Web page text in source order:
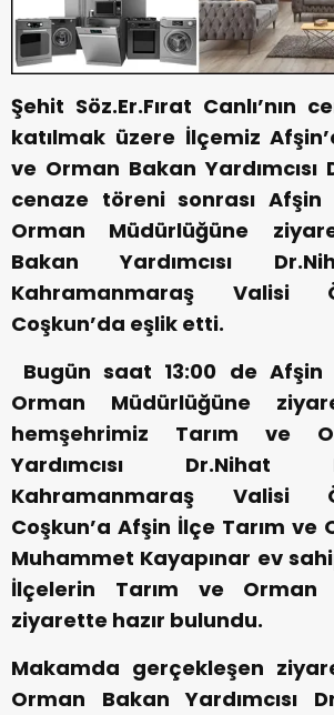
Şehit Söz.Er.Fırat Canlı’nın
katılmak üzere İlçemiz
ve Orman Bakan Yardımcısı
cenaze töreni sonrası Afşin
Orman Müdürlüğüne
Bakan Yardımcısı
Kahramanmaraş Valisi
Coşkun’da eşlik etti.
Bugün saat 13:00 de Afşin
Orman Müdürlüğüne
hemşehrimiz Tarım ve
Yardımcısı
Kahramanmaraş Valisi
Coşkun’a Afşin İlçe Tarım ve
Muhammet Kayapınar ev
İlçelerin Tarım ve Orman
ziyarette hazır bulundu.
Makamda gerçekleşen
Orman Bakan Yardımcısı